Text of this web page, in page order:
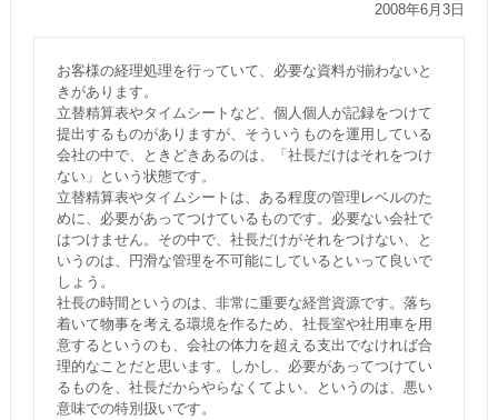
2008年6月3日
お客様の経理処理を行っていて、必要な資料が揃わないと
きがあります。
立替精算表やタイムシートなど、個人個人が記録をつけて
提出するものがありますが、そういうものを運用している
会社の中で、ときどきあるのは、「社長だけはそれをつけ
ない」という状態です。
立替精算表やタイムシートは、ある程度の管理レベルのた
めに、必要があってつけているものです。必要ない会社で
はつけません。その中で、社長だけがそれをつけない、と
いうのは、円滑な管理を不可能にしているといって良いで
しょう。
社長の時間というのは、非常に重要な経営資源です。落ち
着いて物事を考える環境を作るため、社長室や社用車を用
意するというのも、会社の体力を超える支出でなければ合
理的なことだと思います。しかし、必要があってつけてい
るものを、社長だからやらなくてよい、というのは、悪い
意味での特別扱いです。